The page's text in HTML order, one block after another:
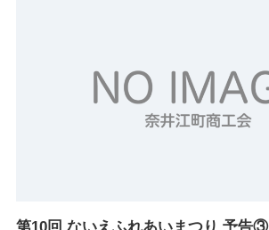
第10回 ないえふれあいまつり 予告③